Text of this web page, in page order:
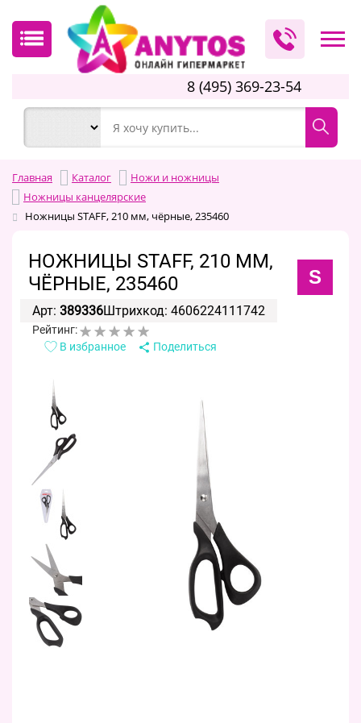
8 (495) 369-23-54
Главная Каталог
Ножи и ножницы
Ножницы канцелярские
Ножницы STAFF, 210 мм, чёрные, 235460
НОЖНИЦЫ STAFF, 210 ММ,
ЧЁРНЫЕ, 235460
S
Арт: 389336Штрихкод: 4606224111742
Рейтинг:
В избранное
Поделиться